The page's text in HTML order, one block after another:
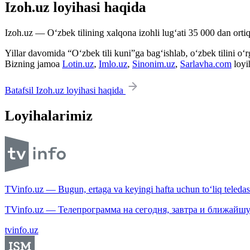
Izoh.uz loyihasi haqida
Izoh.uz — O‘zbek tilining xalqona izohli lug‘ati 35 000 dan
Yillar davomida “O‘zbek tili kuni”ga bag‘ishlab, o‘zbek tilini
Bizning jamoa Lotin.uz, Imlo.uz, Sinonim.uz, Sarlavha.com
Batafsil Izoh.uz loyihasi haqida
Loyihalarimiz
TVinfo.uz — Bugun, ertaga va keyingi hafta uchun to‘liq
TVinfo.uz — Телепрограмма на сегодня, завтра и
tvinfo.uz